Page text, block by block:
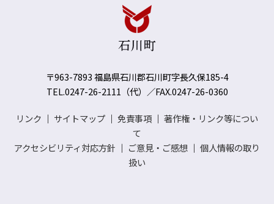
〒963-7893 福島県石川郡石川町字長久保185-4
TEL.0247-26-2111（代）／FAX.0247-26-0360
リンク ｜ サイトマップ ｜ 免責事項 ｜ 著作権・リンク等につい
て
アクセシビリティ対応方針 ｜ ご意見・ご感想 ｜ 個人情報の取り
扱い